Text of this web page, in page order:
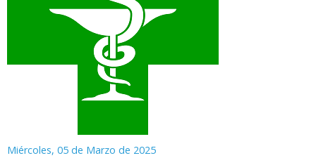
Miércoles, 05 de Marzo de 2025